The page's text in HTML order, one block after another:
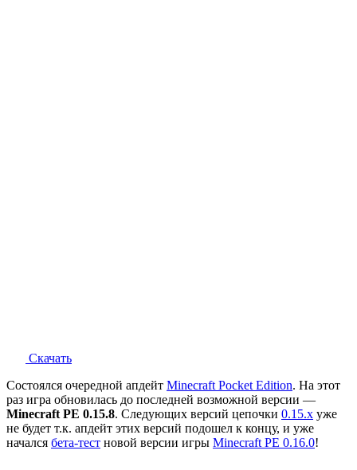
Скачать
Состоялся очередной апдейт Minecraft Pocket Edition. На этот
раз игра обновилась до последней возможной версии —
Minecraft PE 0.15.8. Следующих версий цепочки 0.15.x уже
не будет т.к. апдейт этих версий подошел к концу, и уже
начался бета-тест новой версии игры Minecraft PE 0.16.0!